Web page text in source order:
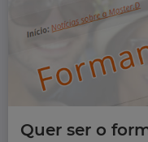
Quer ser o